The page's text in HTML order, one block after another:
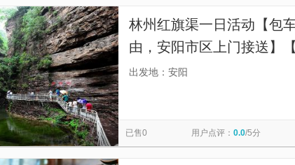
林州红旗渠一日活动【包
由，安阳市区上门接送】
代的万里长城、世界第八
出发地：安阳
已售0 用户点评： 0.0/5分